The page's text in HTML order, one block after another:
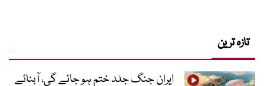
تازہ ترین
ایران جنگ جلد ختم ہو جائے گی، آبنائے